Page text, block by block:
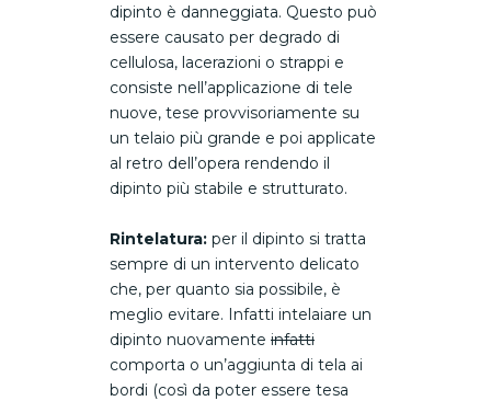
dipinto è danneggiata. Questo può
essere causato per degrado di
cellulosa, lacerazioni o strappi e
consiste nell’applicazione di tele
nuove, tese provvisoriamente su
un telaio più grande e poi applicate
al retro dell’opera rendendo il
dipinto più stabile e strutturato.
Rintelatura: per il dipinto si tratta
sempre di un intervento delicato
che, per quanto sia possibile, è
meglio evitare. Infatti intelaiare un
dipinto nuovamente infatti
comporta o un’aggiunta di tela ai
bordi (così da poter essere tesa